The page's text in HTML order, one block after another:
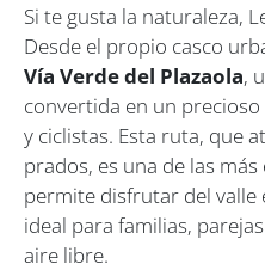
Si te gusta la naturaleza,
Desde el propio casco
Vía Verde del Plazaola,
convertida en un
y ciclistas. Esta ruta, que
prados, es una de las
permite disfrutar del valle
ideal para familias,
aire libre.